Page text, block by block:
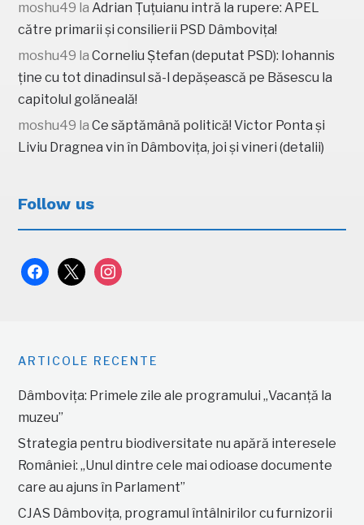
moshu49 laAdrian Țuțuianu intră la rupere: APEL
către primarii și consilierii PSD Dâmbovița!
moshu49 laCorneliu Ștefan (deputat PSD): Iohannis
ține cu tot dinadinsul să-l depășească pe Băsescu la
capitolul golăneală!
moshu49 laCe săptămână politică! Victor Ponta și
Liviu Dragnea vin în Dâmbovița, joi și vineri (detalii)
Follow us
facebook
x instagram
ARTICOLE RECENTE
Dâmbovița: Primele zile ale programului „Vacanță la
muzeu”
Strategia pentru biodiversitate nu apără interesele
României: „Unul dintre cele mai odioase documente
care au ajuns în Parlament”
CJAS Dâmbovița, programul întâlnirilor cu furnizorii